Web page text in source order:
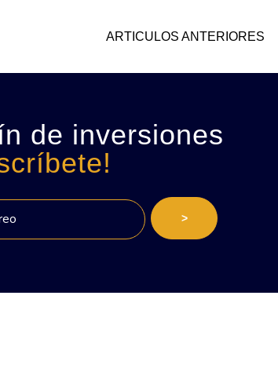
ARTICULOS ANTERIORES
de inversiones
>